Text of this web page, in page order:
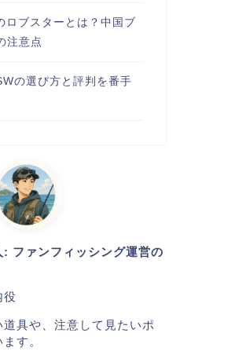
ロブスターとは？中国ブ
注意点
の選び方と評判を番手
: ファンフィッシング運営の
役
具や、注意して見たいポ
す。